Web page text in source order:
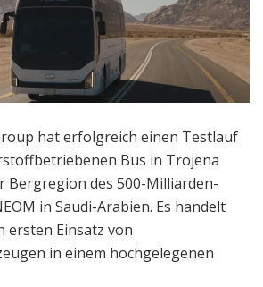
hat erfolgreich einen Testlauf
Bus in Trojena
Bergregion des 500-Milliarden-
in Saudi-Arabien. Es handelt
ersten Einsatz von
in einem hochgelegenen